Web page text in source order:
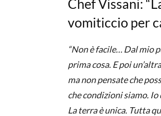
Chef Vissani:
vomiticcio per
“Non è facile… Dal mio
prima cosa. E poi
ma non pensate che
che condizioni siamo.
La terra è unica. Tutta